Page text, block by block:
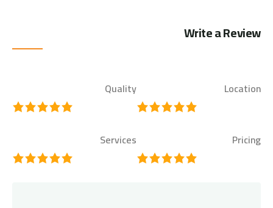
Write a Review
Quality Location
Services Pricing